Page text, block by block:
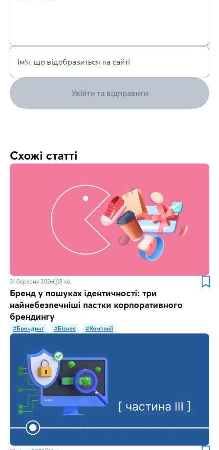
Ім’я, що відобразиться на сайті
Увійти та відправити
Схожі статті
31 березня 2026 8 хв.
Бренд у пошуках ідентичності: три
найнебезпечніші пастки корпоративного
брендингу
#Брендинг #Бізнес #Компанії